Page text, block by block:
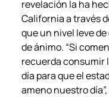
revelación la ha
California a través
que un nivel leve
de ánimo. “Si
recuerda consumir
día para que el
ameno nuestro